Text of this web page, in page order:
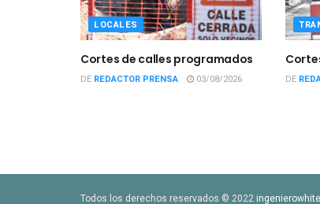
LOCALES
Cortes de calles programados
DE REDACTOR PRENSA 03/08/2026 DE
Todos los derechos reservados © 2022